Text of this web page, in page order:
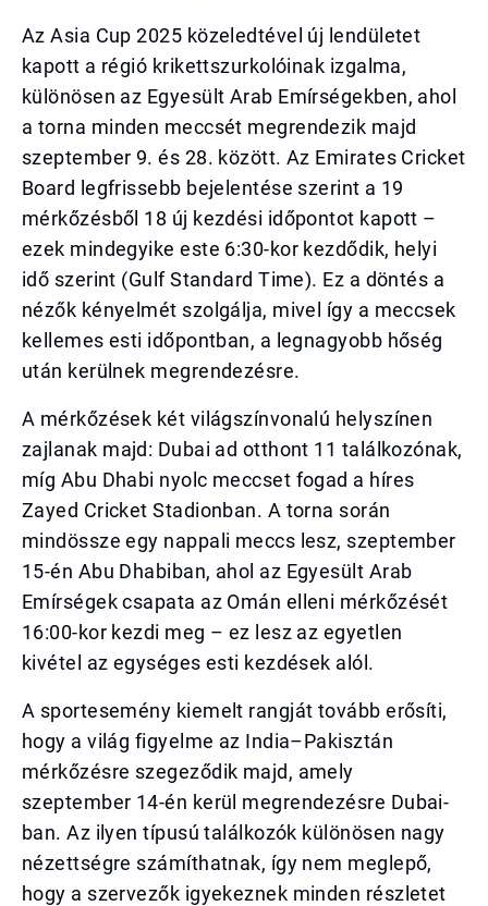
Az Asia Cup 2025 közeledtével új lendületet
kapott a régió krikettszurkolóinak izgalma,
különösen az Egyesült Arab Emírségekben, ahol
a torna minden meccsét megrendezik majd
szeptember 9. és 28. között. Az Emirates Cricket
Board legfrissebb bejelentése szerint a 19
mérkőzésből 18 új kezdési időpontot kapott –
ezek mindegyike este 6:30-kor kezdődik, helyi
idő szerint (Gulf Standard Time). Ez a döntés a
nézők kényelmét szolgálja, mivel így a meccsek
kellemes esti időpontban, a legnagyobb hőség
után kerülnek megrendezésre.
A mérkőzések két világszínvonalú helyszínen
zajlanak majd: Dubai ad otthont 11 találkozónak,
míg Abu Dhabi nyolc meccset fogad a híres
Zayed Cricket Stadionban. A torna során
mindössze egy nappali meccs lesz, szeptember
15-én Abu Dhabiban, ahol az Egyesült Arab
Emírségek csapata az Omán elleni mérkőzését
16:00-kor kezdi meg – ez lesz az egyetlen
kivétel az egységes esti kezdések alól.
A sportesemény kiemelt rangját tovább erősíti,
hogy a világ figyelme az India–Pakisztán
mérkőzésre szegeződik majd, amely
szeptember 14-én kerül megrendezésre Dubai-
ban. Az ilyen típusú találkozók különösen nagy
nézettségre számíthatnak, így nem meglepő,
hogy a szervezők igyekeznek minden részletet